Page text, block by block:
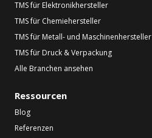
TMS für Elektronikhersteller
TMS für Chemiehersteller
TMS für Metall- und Maschinenhersteller
TMS für Druck & Verpackung
Alle Branchen ansehen
Ressourcen
Blog
Referenzen